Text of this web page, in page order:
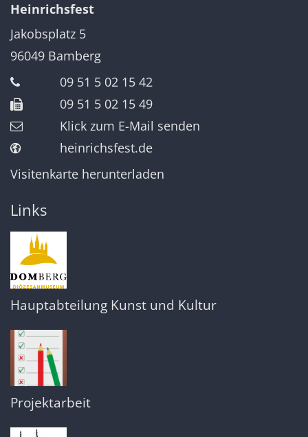
Heinrichsfest
Jakobsplatz 5
96049 Bamberg
09 51 5 02 15 42
09 51 5 02 15 49
Klick zum E-Mail senden
heinrichsfest.de
Visitenkarte herunterladen
Links
Hauptabteilung Kunst und Kultur
Projektarbeit